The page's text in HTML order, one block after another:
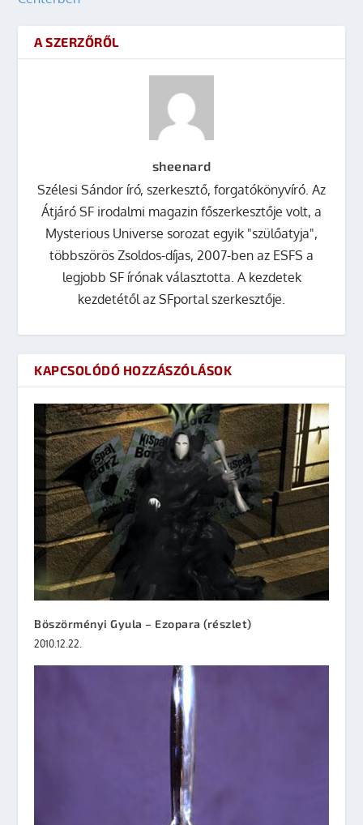
A SZERZŐRŐL
sheenard
Szélesi Sándor író, szerkesztő, forgatókönyvíró. Az
Átjáró SF irodalmi magazin főszerkesztője volt, a
Mysterious Universe sorozat egyik "szülőatyja",
többszörös Zsoldos-díjas, 2007-ben az ESFS a
legjobb SF írónak választotta. A kezdetek
kezdetétől az SFportal szerkesztője.
KAPCSOLÓDÓ HOZZÁSZÓLÁSOK
Böszörményi Gyula – Ezopara (részlet)
2010.12.22.